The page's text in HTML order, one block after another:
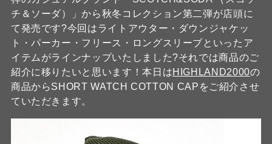
チ＆ソーダ）」から秋冬コレクション第二弾が店頭に
て発売です?今回はライトアウター・ダウンジャケッ
ト・パーカー・フリース・ロングスリーブといったア
イテムがラインナップいたしました?それでは商品のご
紹介に移りたいと思います！本日はHIGHLAND2000の
商品からSHORT WATCH COTTON CAPをご紹介させ
ていただきます。